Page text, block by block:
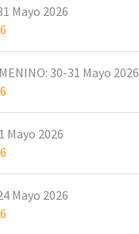
Mayo 2026
30-31 Mayo 2026
Mayo 2026
Mayo 2026